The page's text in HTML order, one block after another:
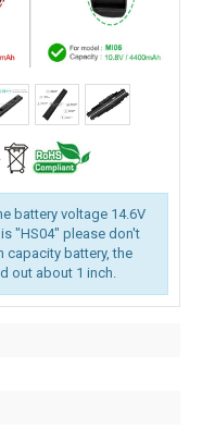
battery voltage 14.6V
"HS04" please don't
capacity battery, the
out about 1 inch.